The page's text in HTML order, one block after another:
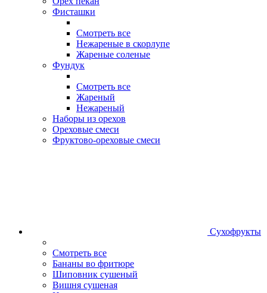
Фисташки
Смотреть все
Нежареные в скорлупе
Жареные соленые
Фундук
Смотреть все
Жареный
Нежареный
Наборы из орехов
Ореховые смеси
Фруктово-ореховые смеси
Сухофрукты
Смотреть все
Бананы во фритюре
Шиповник сушеный
Вишня сушеная